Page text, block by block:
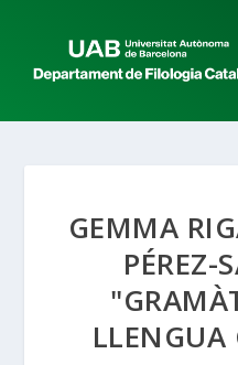
GEMMA
PÉREZ-